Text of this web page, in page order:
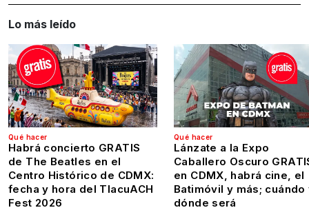
Lo más leído
Qué hacer
Habrá concierto GRATIS
de The Beatles en el
Centro Histórico de CDMX:
fecha y hora del TlacuACH
Fest 2026
Qué hacer
Lánzate a la Expo
Caballero Oscuro
en CDMX, habrá cine, el
Batimóvil y más; cuándo
dónde será